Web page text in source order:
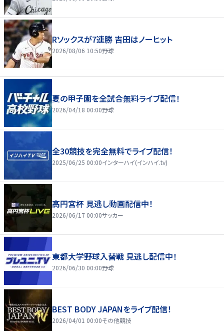
Rソックスが7連勝 吉田はノーヒット
2026/08/06 10:50野球
夏の甲子園を全試合無料ライブ配信！
2026/04/18 00:00野球
全30競技を完全無料でライブ配信！
2025/06/25 00:00インターハイ(インハイ.tv)
高円宮杯 見逃し動画配信中！
2026/06/17 00:00サッカー
東都大学野球入替戦 見逃し配信中！
2026/06/30 00:00野球
BEST BODY JAPANをライブ配信！
2026/04/01 00:00その他競技